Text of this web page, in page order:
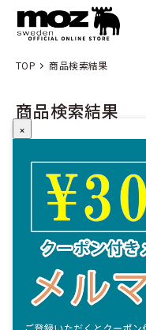
TOP 商品検索結果
商品検索結果
全309商品
×